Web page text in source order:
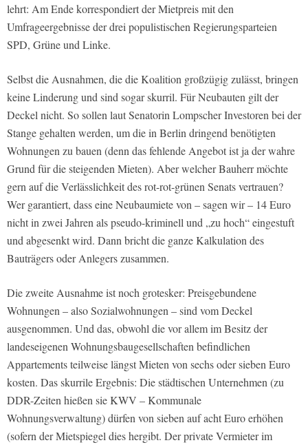
lehrt: Am Ende korrespondiert der Mietpreis mit den
Umfrageergebnisse der drei populistischen Regierungsparteien
SPD, Grüne und Linke.
Selbst die Ausnahmen, die die Koalition großzügig zulässt, bringen
keine Linderung und sind sogar skurril. Für Neubauten gilt der
Deckel nicht. So sollen laut Senatorin Lompscher Investoren bei der
Stange gehalten werden, um die in Berlin dringend benötigten
Wohnungen zu bauen (denn das fehlende Angebot ist ja der wahre
Grund für die steigenden Mieten). Aber welcher Bauherr möchte
gern auf die Verlässlichkeit des rot-rot-grünen Senats vertrauen?
Wer garantiert, dass eine Neubaumiete von – sagen wir – 14 Euro
nicht in zwei Jahren als pseudo-kriminell und „zu hoch“ eingestuft
und abgesenkt wird. Dann bricht die ganze Kalkulation des
Bauträgers oder Anlegers zusammen.
Die zweite Ausnahme ist noch grotesker: Preisgebundene
Wohnungen – also Sozialwohnungen – sind vom Deckel
ausgenommen. Und das, obwohl die vor allem im Besitz der
landeseigenen Wohnungsbaugesellschaften befindlichen
Appartements teilweise längst Mieten von sechs oder sieben Euro
kosten. Das skurrile Ergebnis: Die städtischen Unternehmen (zu
DDR-Zeiten hießen sie KWV – Kommunale
Wohnungsverwaltung) dürfen von sieben auf acht Euro erhöhen
(sofern der Mietspiegel dies hergibt. Der private Vermieter im